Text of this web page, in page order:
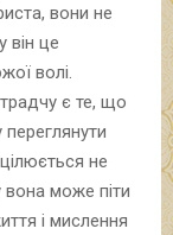
вони не
він це
волі.
є те, що
не
вона може піти
і мислення